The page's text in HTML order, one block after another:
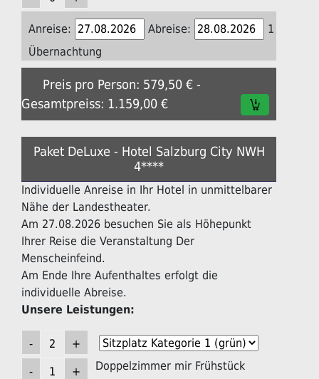
Anreise: Abreise:
1
Übernachtung
Preis pro Person: 579,50 € -
Gesamtpreiss: 1.159,00 €
Paket DeLuxe - Hotel Salzburg City NWH
4****
Individuelle Anreise in Ihr Hotel in unmittelbarer
Nähe der Landestheater.
Am 27.08.2026 besuchen Sie als Höhepunkt
Ihrer Reise die Veranstaltung Der
Menscheinfeind.
Am Ende Ihre Aufenthaltes erfolgt die
individuelle Abreise.
Unsere Leistungen:
Doppelzimmer mir Frühstück